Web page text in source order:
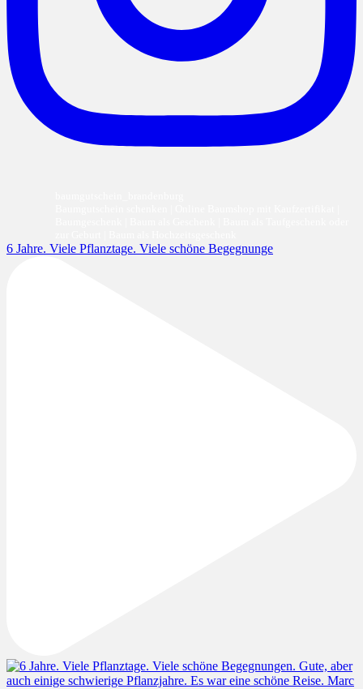
6 Jahre. Viele Pflanztage. Viele schöne Begegnunge